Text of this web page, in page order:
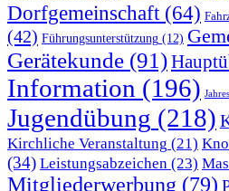
Dorfgemeinschaft (64)
(42) Führungsunterstützung (12)
Gerätekunde (91)
Information (196)
Jugendübung (218)
Kirchliche Veranstaltung (21)
(34) Leistungsabzeichen (23)
Mitgliederwerbung (79)